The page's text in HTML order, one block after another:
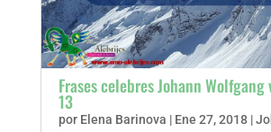
Frases celebres Johann Wolfgang
13
por Elena Barinova | Ene 27, 2018|